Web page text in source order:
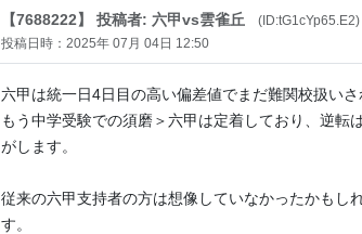
【7688222】 投稿者: 六甲vs雲雀丘
(ID:tG1cYp65.E2)
投稿日時：2025年 07月 04日 12:50
六甲は統一日4日目の高い偏差値でまだ難関校扱いさ
もう中学受験での須磨＞六甲は定着しており、逆
がします。
従来の六甲支持者の方は想像していなかったかもし
す。